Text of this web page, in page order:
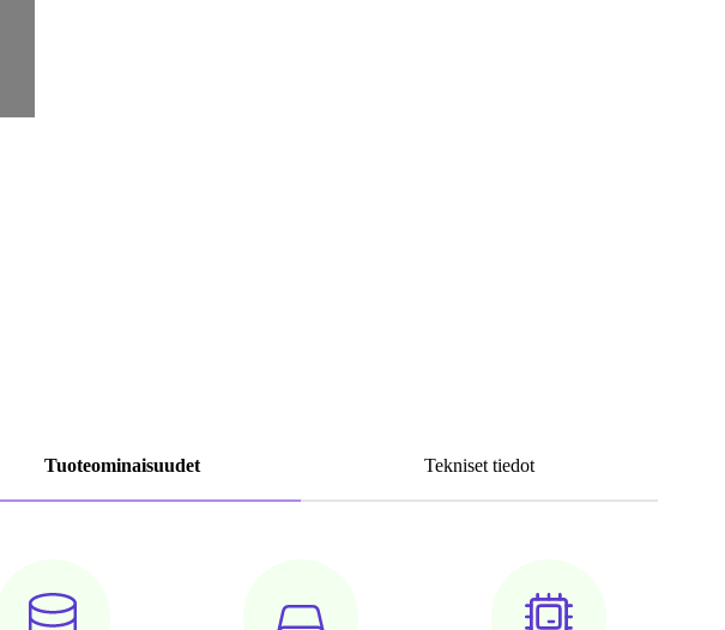
Tuoteominaisuudet Tekniset tiedot